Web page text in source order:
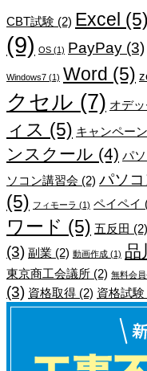
CBT試験 (2) Excel (5)
(9) OS (1) PayPay (3)
Windows7 (1) Word (5)
クセル (7) オデ
ィス (5) キャンペーン
ンスクール (4) パ
ソコン講習会 (2) パソ
(5) フィモーラ (1) ペイペイ
ワード (5) 五反田 (2)
(3) 副業 (2) 動画作成 (1) 品
東京商工会議所 (2) 無料会
(3) 資格取得 (2) 資格試験